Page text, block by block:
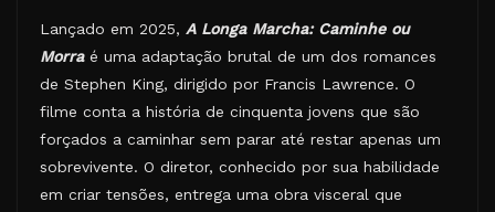
Lançado em 2025, A Longa Marcha: Caminhe ou
Morraé uma adaptação brutal de um dos romances
de Stephen King, dirigido por Francis Lawrence. O
filme conta a história de cinquenta jovens que são
forçados a caminhar sem parar até restar apenas um
sobrevivente. O diretor, conhecido por sua habilidade
em criar tensões, entrega uma obra visceral que